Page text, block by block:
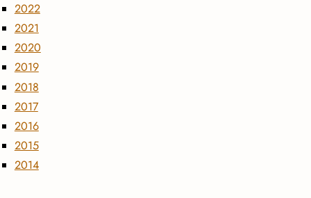
2022
2021
2020
2019
2018
2017
2016
2015
2014